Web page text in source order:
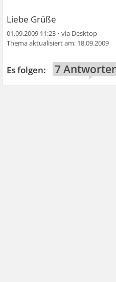
Liebe Grüße
01.09.2009 11:23 •
18.09.2009
7